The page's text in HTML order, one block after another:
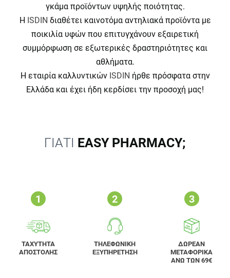
γκάμα προϊόντων υψηλής ποιότητας.
Η ISDIN διαθέτει καινοτόμα αντηλιακά προϊόντα με
ποικιλία υφών που επιτυγχάνουν εξαιρετική
συμμόρφωση σε εξωτερικές δραστηριότητες και
αθλήματα.
Η εταιρία καλλυντικών ISDIN ήρθε πρόσφατα στην
Ελλάδα και έχει ήδη κερδίσει την προσοχή μας!
ΓΙΑΤΙ EASY PHARMACY;
ΤΑΧΥΤΗΤΑ
ΑΠΟΣΤΟΛΗΣ
ΤΗΛΕΦΩΝΙΚΗ
ΕΞΥΠΗΡΕΤΗΣΗ
ΔΩΡΕΑΝ
ΜΕΤΑΦΟΡΙΚΑ
ΑΝΩ ΤΩΝ 69€